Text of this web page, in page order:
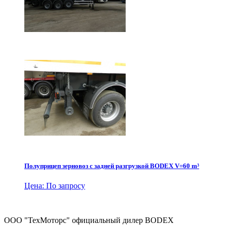
Полуприцеп зерновоз с задней разгрузкой BODEX V=60 m³
Цена: По запросу
ООО "ТехМоторс" официальный дилер BODEX